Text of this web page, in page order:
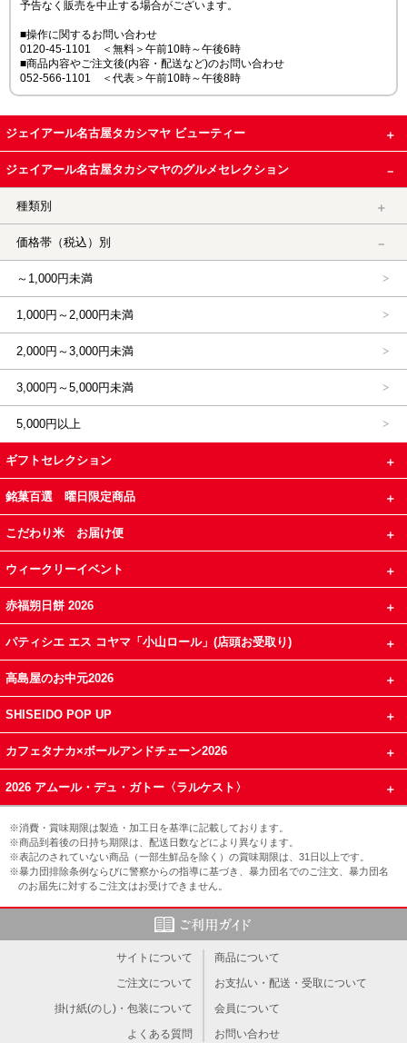
予告なく販売を中止する場合がございます。
■操作に関するお問い合わせ
0120-45-1101 ＜無料＞午前10時～午後6時
■商品内容やご注文後(内容・配送など)のお問い合わせ
052-566-1101 ＜代表＞午前10時～午後8時
ジェイアール名古屋タカシマヤ ビューティー
ジェイアール名古屋タカシマヤのグルメセレクション
種類別
価格帯（税込）別
～1,000円未満
1,000円～2,000円未満
2,000円～3,000円未満
3,000円～5,000円未満
5,000円以上
ギフトセレクション
銘菓百選 曜日限定商品
こだわり米 お届け便
ウィークリーイベント
赤福朔日餅 2026
パティシエ エス コヤマ「小山ロール」(店頭お受取り)
高島屋のお中元2026
SHISEIDO POP UP
カフェタナカ×ボールアンドチェーン2026
2026 アムール・デュ・ガトー〈ラルケスト〉
※消費・賞味期限は製造・加工日を基準に記載しております。
※商品到着後の日持ち期限は、配送日数などにより異なります。
※表記のされていない商品（一部生鮮品を除く）の賞味期限は、31日以上です。
※暴力団排除条例ならびに警察からの指導に基づき、暴力団名でのご注文、暴力団名
のお届先に対するご注文はお受けできません。
サイトについて
商品について
ご注文について
お支払い・配送・受取について
掛け紙(のし)・包装について
会員について
よくある質問
お問い合わせ